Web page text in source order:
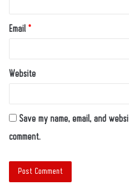
Email *
Website
Save my name, email, and
comment.